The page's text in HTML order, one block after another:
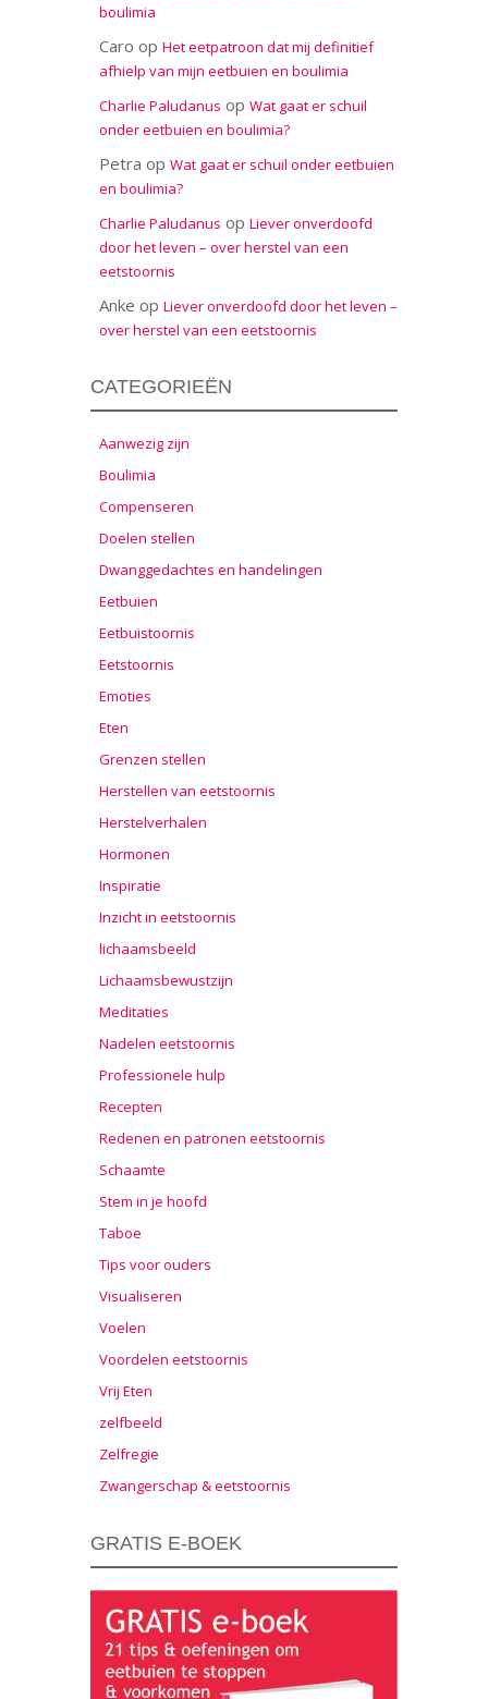
boulimia
Caro op Het eetpatroon dat mij definitief
afhielp van mijn eetbuien en boulimia
Charlie Paludanus op Wat gaat er schuil
onder eetbuien en boulimia?
Petra op Wat gaat er schuil onder eetbuien
en boulimia?
Charlie Paludanus op Liever onverdoofd
door het leven – over herstel van een
eetstoornis
Anke op Liever onverdoofd door het leven –
over herstel van een eetstoornis
CATEGORIEËN
Aanwezig zijn
Boulimia
Compenseren
Doelen stellen
Dwanggedachtes en handelingen
Eetbuien
Eetbuistoornis
Eetstoornis
Emoties
Eten
Grenzen stellen
Herstellen van eetstoornis
Herstelverhalen
Hormonen
Inspiratie
Inzicht in eetstoornis
lichaamsbeeld
Lichaamsbewustzijn
Meditaties
Nadelen eetstoornis
Professionele hulp
Recepten
Redenen en patronen eetstoornis
Schaamte
Stem in je hoofd
Taboe
Tips voor ouders
Visualiseren
Voelen
Voordelen eetstoornis
Vrij Eten
zelfbeeld
Zelfregie
Zwangerschap & eetstoornis
GRATIS E-BOEK